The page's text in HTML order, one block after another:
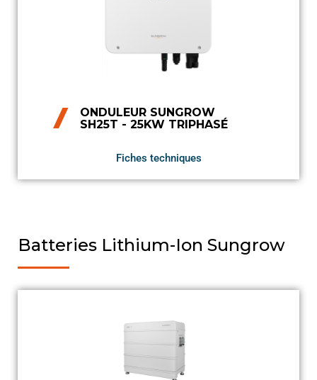
ONDULEUR SUNGROW
SH25T - 25KW TRIPHASÉ
Fiches techniques
Batteries Lithium-Ion Sungrow